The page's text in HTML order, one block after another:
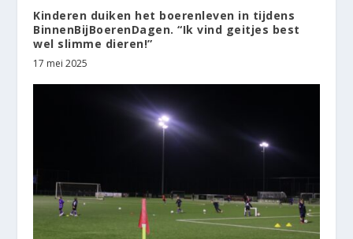
Kinderen duiken het boerenleven in tijdens
BinnenBijBoerenDagen. “Ik vind geitjes best
wel slimme dieren!”
17 mei 2025